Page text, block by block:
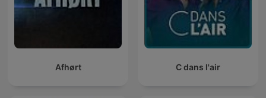
Afhørt C dans l'air